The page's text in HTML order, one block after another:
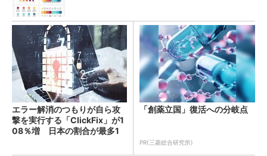
エラー解消のつもりが自ら攻
撃を実行する「ClickFix」が1
08％増 日本の割合が最多1
「創薬立国」復活への分岐点
PR(三菱総合研究所)